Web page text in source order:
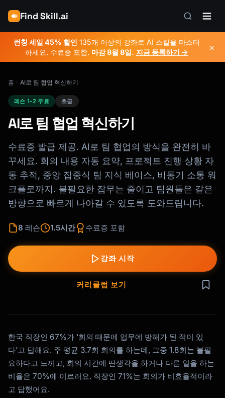
Find Skill.ai
런칭 세일 45% 할인 135개 이상의 강좌로 AI 스킬을 마스터
하세요. 수료증 포함. 마감8월 8일. 지금 등록하기 → ×
홈 AI로 팀 협업 혁신하기
레슨 1-2 무료 초급
AI로 팀 협업 혁신하기
수료증 발급 제공. AI로 팀 협업의 방식을 완전히 바
꾸세요. 회의 내용 자동 요약, 프로젝트 진행 상황 자
동 추적, 중앙 집중식 팀 지식 베이스, 비동기 소통 워
크플로까지. 불필요한 잡무는 줄이고 팀원들은 같은
방향으로 빠르게 나아갈 수 있도록 도와드립니다.
8 레슨 1.5시간 수료증 포함
강좌 시작
커리큘럼 보기
한국 직장인 67%가 ‘회의 때문에 업무에 방해가 된 적이 있
다’고 답해요. 주 평균 3.7회 회의를 하는데, 그중 1.8회는 불필
요하다고 느끼고, 회의 시간에 딴생각을 하거나 다른 일을 하는
비율은 70%에 이르러요. 직장인 71%는 회의가 비효율적이라
고 답했어요.